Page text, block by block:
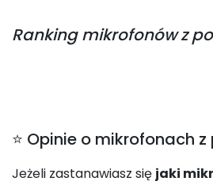
Rankingmikrofonów z
⭐ Opinie o mikrofonach
Jeżeli zastanawiasz się jaki